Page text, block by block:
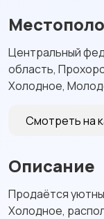
Центральный
область,
Холодное,
Смотреть на
Описание
Продаётся
Холодное,